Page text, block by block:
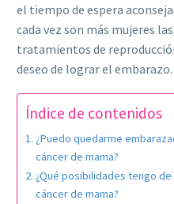
el tiempo de espera
cada vez son más mujeres
tratamientos de
deseo de lograr el embarazo.
Índice de contenidos
¿Puedo quedarme
cáncer de mama?
¿Qué posibilidades tengo
cáncer de mama?